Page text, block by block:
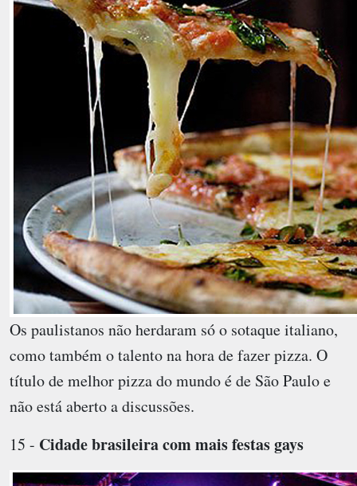
Os paulistanos não herdaram só o sotaque italiano,
como também o talento na hora de fazer pizza. O
título de melhor pizza do mundo é de São Paulo e
não está aberto a discussões.
15 - Cidade brasileira com mais festas gays